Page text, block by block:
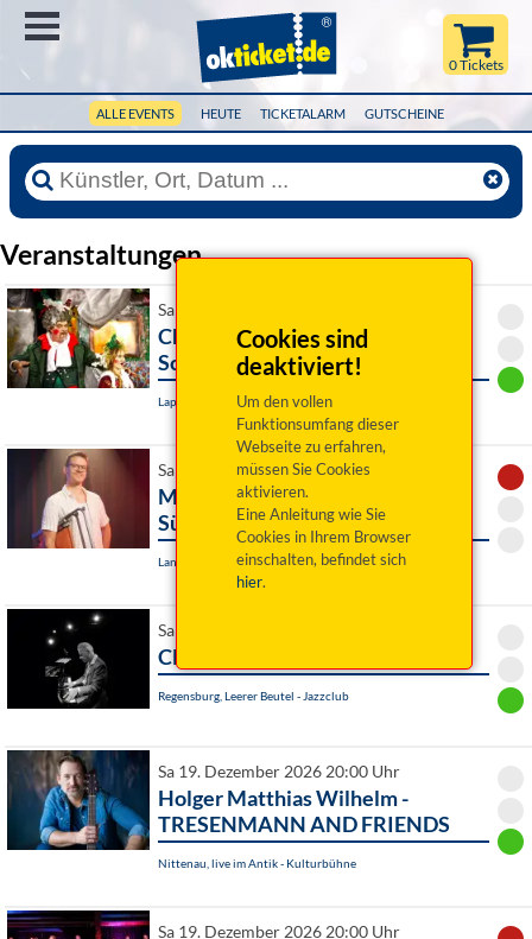
ALLE EVENTS HEUTE TICKETALARM GUTSCHEINE
0 Tickets
Cookies sind
deaktiviert!
Um den vollen
Funktionsumfang dieser
Webseite zu erfahren,
müssen Sie Cookies
aktivieren.
Eine Anleitung wie Sie
Cookies in Ihrem Browser
einschalten, befindet sich
hier.
Veranstaltungen
Sa 19. Dezember 2026 15:00 Uhr
Charlie- oder Weihnachten in der
Schokoladenfabrik
Lappersdorf, AURELIUM
Sa 19. Dezember 2026 19:00 Uhr
Martin Frank: Grüße aus Allegro
Süd
Landsberg am Lech, Sport- und Veranstaltungszentrum
Sa 19. Dezember 2026 20:00 Uhr
Claus Raible Quintett
Regensburg, Leerer Beutel - Jazzclub
Sa 19. Dezember 2026 20:00 Uhr
Holger Matthias Wilhelm -
TRESENMANN AND FRIENDS
Nittenau, live im Antik - Kulturbühne
Sa 19. Dezember 2026 20:00 Uhr